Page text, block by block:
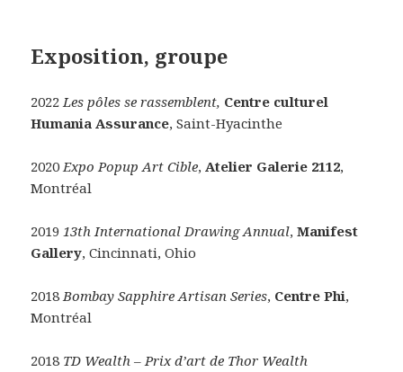
Exposition, groupe
2022Les pôles se rassemblent, Centre culturel
Humania Assurance, Saint-Hyacinthe
2020Expo Popup Art Cible,Atelier Galerie 2112,
Montréal
201913th International Drawing Annual,Manifest
Gallery, Cincinnati, Ohio
2018Bombay Sapphire Artisan Series, Centre Phi,
Montréal
2018 TD Wealth – Prix d’art de Thor Wealth